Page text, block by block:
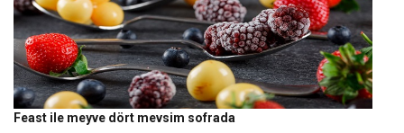
Feast ile meyve dört mevsim sofrada